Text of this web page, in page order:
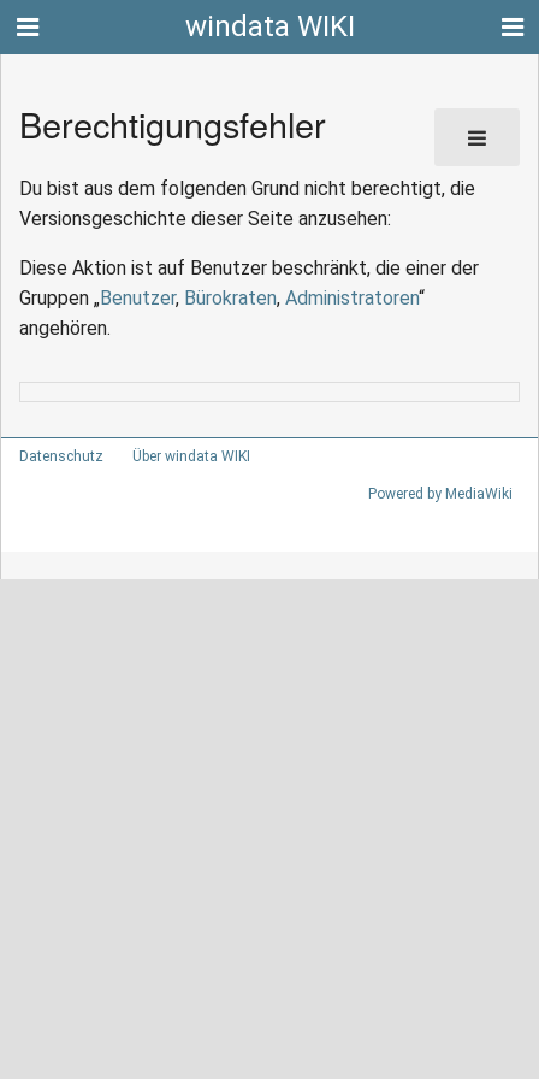
windata WIKI
Berechtigungsfehler
Du bist aus dem folgenden Grund nicht berechtigt, die
Versionsgeschichte dieser Seite anzusehen:
Diese Aktion ist auf Benutzer beschränkt, die einer der
Gruppen „Benutzer, Bürokraten, Administratoren“
angehören.
Datenschutz Über windata WIKI
Powered by MediaWiki